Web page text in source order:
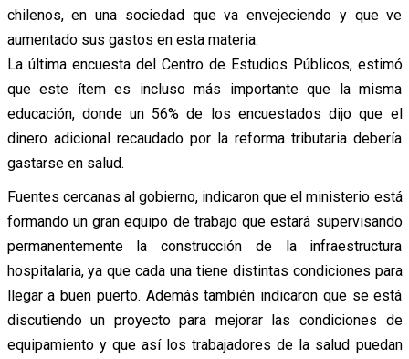
chilenos, en una sociedad que va envejeciendo y que ve
aumentado sus gastos en esta materia.
La última encuesta del Centro de Estudios Públicos, estimó
que este ítem es incluso más importante que la misma
educación, donde un 56% de los encuestados dijo que el
dinero adicional recaudado por la reforma tributaria debería
gastarse en salud.
Fuentes cercanas al gobierno, indicaron que el ministerio está
formando un gran equipo de trabajo que estará supervisando
permanentemente la construcción de la infraestructura
hospitalaria, ya que cada una tiene distintas condiciones para
llegar a buen puerto. Además también indicaron que se está
discutiendo un proyecto para mejorar las condiciones de
equipamiento y que así los trabajadores de la salud puedan